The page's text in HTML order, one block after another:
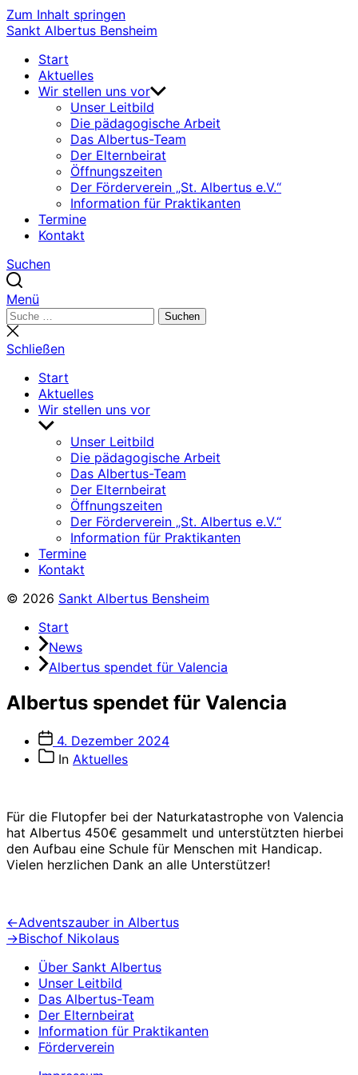
Zum Inhalt springen
Sankt Albertus Bensheim
Start
Aktuelles
Wir stellen uns vor
Unser Leitbild
Die pädagogische Arbeit
Das Albertus-Team
Der Elternbeirat
Öffnungszeiten
Der Förderverein „St. Albertus e.V.“
Information für Praktikanten
Termine
Kontakt
Suchen
Menü
Suchen
nach:
Suchen
Suche
schließen
Schließen
Start
Aktuelles
Wir stellen uns vor
Untermenü
anzeigenUnser Leitbild
Die pädagogische Arbeit
Das Albertus-Team
Der Elternbeirat
Öffnungszeiten
Der Förderverein „St. Albertus e.V.“
Information für Praktikanten
Termine
Kontakt
© 2026 Sankt Albertus Bensheim
Start
News
Albertus spendet für Valencia
Albertus spendet für Valencia
Veröffentlichungsdatum
4. Dezember 2024
Beitragskategorien
In Aktuelles
Für die Flutopfer bei der Naturkatastrophe von Valencia
hat Albertus 450€ gesammelt und unterstützten hierbei
den Aufbau eine Schule für Menschen mit Handicap.
Vielen herzlichen Dank an alle Unterstützer!
Beitragsnavigation
←Vorheriger
Beitrag:
Adventszauber in Albertus
→Nächster
Bischof Nikolaus
Über Sankt Albertus
Unser Leitbild
Das Albertus-Team
Der Elternbeirat
Information für Praktikanten
Förderverein